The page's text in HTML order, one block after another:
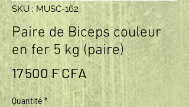
SKU : MUSC-162
Paire de Biceps couleur
en fer 5 kg (paire)
17 500 F CFAPrix
Quantité *